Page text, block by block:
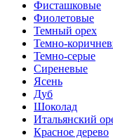
Фисташковые
Фиолетовые
Темный орех
Темно-
Темно-серые
Сиреневые
Ясень
Дуб
Шоколад
Итальянский
Красное дерево